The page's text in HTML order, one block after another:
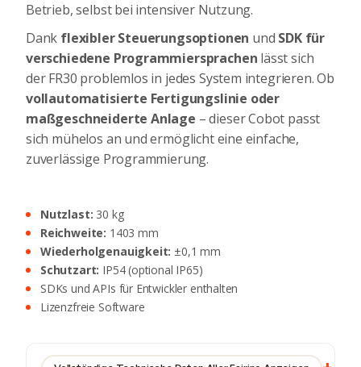
Betrieb, selbst bei intensiver Nutzung.
Dank flexibler Steuerungsoptionen und SDK für
verschiedene Programmiersprachen lässt sich
der FR30 problemlos in jedes System integrieren. Ob
vollautomatisierte Fertigungslinie oder
maßgeschneiderte Anlage – dieser Cobot passt
sich mühelos an und ermöglicht eine einfache,
zuverlässige Programmierung.
‍Nutzlast: 30 kg
‍Reichweite: 1403 mm
‍Wiederholgenauigkeit: ±0,1 mm
‍Schutzart: IP54 (optional IP65)
SDKs und APIs für Entwickler enthalten
Lizenzfreie Software